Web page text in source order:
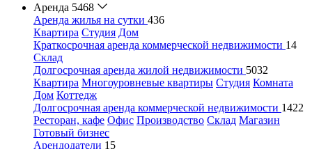
Аренда 5468
Аренда жилья на сутки 436
Квартира Студия Дом
Краткосрочная аренда коммерческой недвижимости 14
Склад
Долгосрочная аренда жилой недвижимости 5032
Квартира Многоуровневые квартиры Студия Комната
Дом Коттедж
Долгосрочная аренда коммерческой недвижимости 1422
Ресторан, кафе Офис Производство Склад Магазин
Готовый бизнес
Арендодатели 15